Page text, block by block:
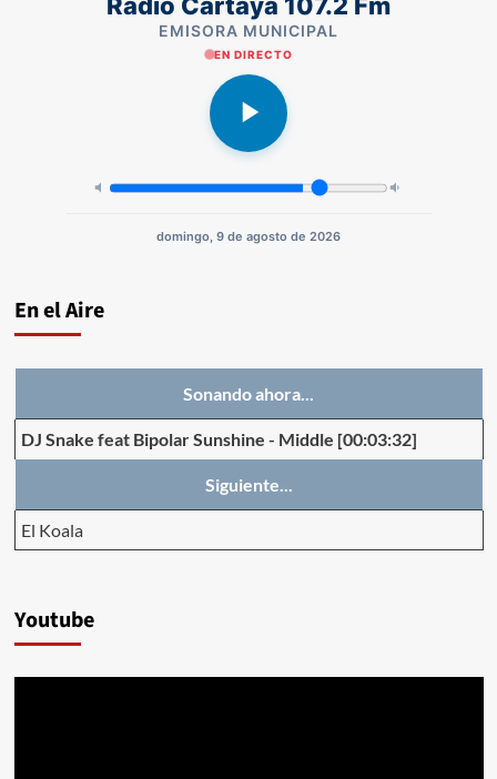
EMISORA MUNICIPAL
EN DIRECTO
domingo, 9 de agosto de 2026
En el Aire
Sonando ahora...
DJ Snake feat Bipolar Sunshine - Middle [00:03:32]
Siguiente...
El Koala
Youtube